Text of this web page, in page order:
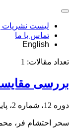
لیست نشریات
تماس با ما
English
تعداد مقالات: 1
بررسی
دوره 12، شماره 2، پاییز 1399، صفحه
سحر احتشام فر،